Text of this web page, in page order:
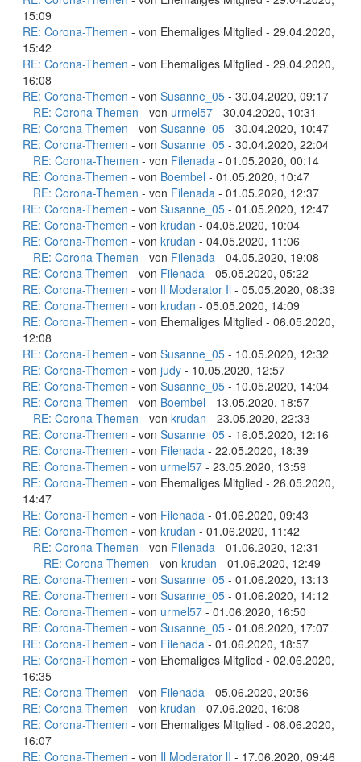
15:09
RE: Corona-Themen - von Ehemaliges Mitglied - 29.04.2020,
15:42
RE: Corona-Themen - von Ehemaliges Mitglied - 29.04.2020,
16:08
RE: Corona-Themen - von Susanne_05 - 30.04.2020, 09:17
RE: Corona-Themen - von urmel57 - 30.04.2020, 10:31
RE: Corona-Themen - von Susanne_05 - 30.04.2020, 10:47
RE: Corona-Themen - von Susanne_05 - 30.04.2020, 22:04
RE: Corona-Themen - von Filenada - 01.05.2020, 00:14
RE: Corona-Themen - von Boembel - 01.05.2020, 10:47
RE: Corona-Themen - von Filenada - 01.05.2020, 12:37
RE: Corona-Themen - von Susanne_05 - 01.05.2020, 12:47
RE: Corona-Themen - von krudan - 04.05.2020, 10:04
RE: Corona-Themen - von krudan - 04.05.2020, 11:06
RE: Corona-Themen - von Filenada - 04.05.2020, 19:08
RE: Corona-Themen - von Filenada - 05.05.2020, 05:22
RE: Corona-Themen - von lI Moderator Il - 05.05.2020, 08:39
RE: Corona-Themen - von krudan - 05.05.2020, 14:09
RE: Corona-Themen - von Ehemaliges Mitglied - 06.05.2020,
12:08
RE: Corona-Themen - von Susanne_05 - 10.05.2020, 12:32
RE: Corona-Themen - von judy - 10.05.2020, 12:57
RE: Corona-Themen - von Susanne_05 - 10.05.2020, 14:04
RE: Corona-Themen - von Boembel - 13.05.2020, 18:57
RE: Corona-Themen - von krudan - 23.05.2020, 22:33
RE: Corona-Themen - von Susanne_05 - 16.05.2020, 12:16
RE: Corona-Themen - von Filenada - 22.05.2020, 18:39
RE: Corona-Themen - von urmel57 - 23.05.2020, 13:59
RE: Corona-Themen - von Ehemaliges Mitglied - 26.05.2020,
14:47
RE: Corona-Themen - von Filenada - 01.06.2020, 09:43
RE: Corona-Themen - von krudan - 01.06.2020, 11:42
RE: Corona-Themen - von Filenada - 01.06.2020, 12:31
RE: Corona-Themen - von krudan - 01.06.2020, 12:49
RE: Corona-Themen - von Susanne_05 - 01.06.2020, 13:13
RE: Corona-Themen - von Susanne_05 - 01.06.2020, 14:12
RE: Corona-Themen - von urmel57 - 01.06.2020, 16:50
RE: Corona-Themen - von Susanne_05 - 01.06.2020, 17:07
RE: Corona-Themen - von Filenada - 01.06.2020, 18:57
RE: Corona-Themen - von Ehemaliges Mitglied - 02.06.2020,
16:35
RE: Corona-Themen - von Filenada - 05.06.2020, 20:56
RE: Corona-Themen - von krudan - 07.06.2020, 16:08
RE: Corona-Themen - von Ehemaliges Mitglied - 08.06.2020,
16:07
RE: Corona-Themen - von Il Moderator lI - 17.06.2020, 09:46